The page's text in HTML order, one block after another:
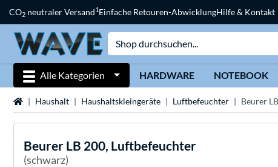
CO2 neutraler Versand1Einfache Retouren-AbwicklungHilfe & Kontakt
Alle Kategorien HARDWARE NOTEBOOK
StartseiteHaushalt Haushaltskleingeräte Luftbefeuchter Beurer
Beurer LB 200, Luftbefeuchter
(schwarz)